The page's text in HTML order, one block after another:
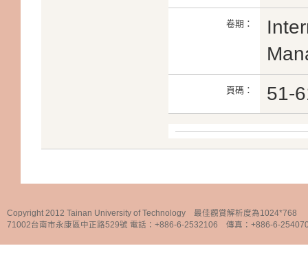
卷期：
頁碼： 51-
Copyright 2012 Tainan University of Technology 最佳觀賞解析度為1024*768
71002台南市永康區中正路529號 電話：+886-6-2532106 傳真：+886-6-